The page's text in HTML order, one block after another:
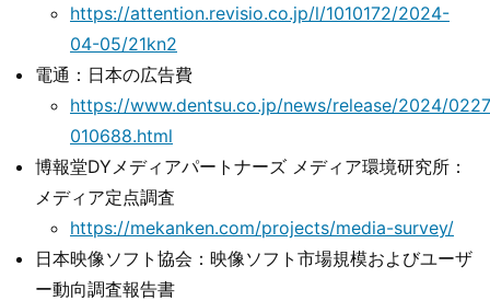
https://attention.revisio.co.jp/l/1010172/2024-
04-05/21kn2
電通：日本の広告費
https://www.dentsu.co.jp/news/release/2024/
010688.html
博報堂DYメディアパートナーズ メディア環境研究所：
メディア定点調査
https://mekanken.com/projects/media-survey/
日本映像ソフト協会：映像ソフト市場規模およびユーザ
ー動向調査報告書